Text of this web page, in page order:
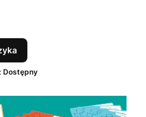
Dostępny